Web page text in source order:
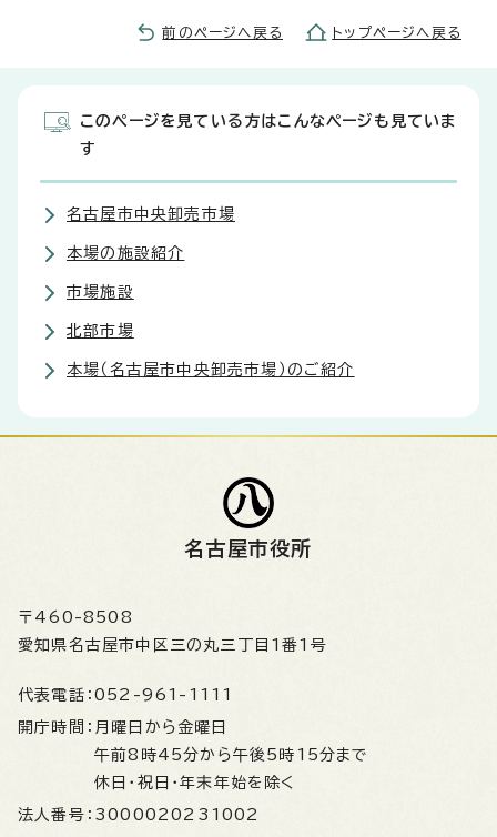
前のページへ戻る トップページへ戻る
このページを見ている方はこんなページも見ていま
す
名古屋市中央卸売市場
本場の施設紹介
市場施設
北部市場
本場（名古屋市中央卸売市場）のご紹介
名古屋市役所
〒460-8508
愛知県名古屋市中区三の丸三丁目1番1号
代表電話： 052-961-1111
開庁時間： 月曜日から金曜日
午前8時45分から午後5時15分まで
休日・祝日・年末年始を除く
法人番号： 3000020231002